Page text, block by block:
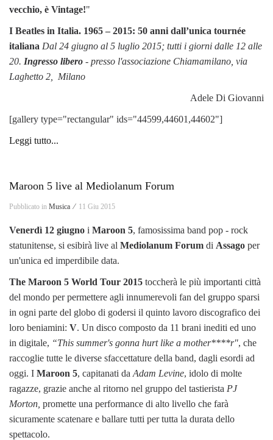
vecchio, è Vintage!"
I Beatles in Italia. 1965 – 2015: 50 anni dall’unica tournée
italiana Dal 24 giugno al 5 luglio 2015; tutti i giorni dalle 12 alle
20. Ingresso libero - presso l'associazione Chiamamilano, via
Laghetto 2, Milano
Adele Di Giovanni
[gallery type="rectangular" ids="44599,44601,44602"]
Leggi tutto...
Maroon 5 live al Mediolanum Forum
Pubblicato in Musica ⁄ 11 Giu 2015
Venerdì 12 giugno i Maroon 5, famosissima band pop - rock
statunitense, si esibirà live al Mediolanum Forum di Assago per
un'unica ed imperdibile data.
The Maroon 5 World Tour 2015 toccherà le più importanti città
del mondo per permettere agli innumerevoli fan del gruppo sparsi
in ogni parte del globo di godersi il quinto lavoro discografico dei
loro beniamini: V. Un disco composto da 11 brani inediti ed uno
in digitale, “This summer's gonna hurt like a mother****r", che
raccoglie tutte le diverse sfaccettature della band, dagli esordi ad
oggi. I Maroon 5, capitanati da Adam Levine, idolo di molte
ragazze, grazie anche al ritorno nel gruppo del tastierista PJ
Morton, promette una performance di alto livello che farà
sicuramente scatenare e ballare tutti per tutta la durata dello
spettacolo.